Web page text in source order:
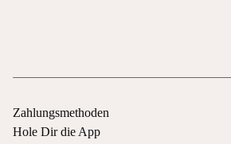
Zahlungsmethoden
Hole Dir die App